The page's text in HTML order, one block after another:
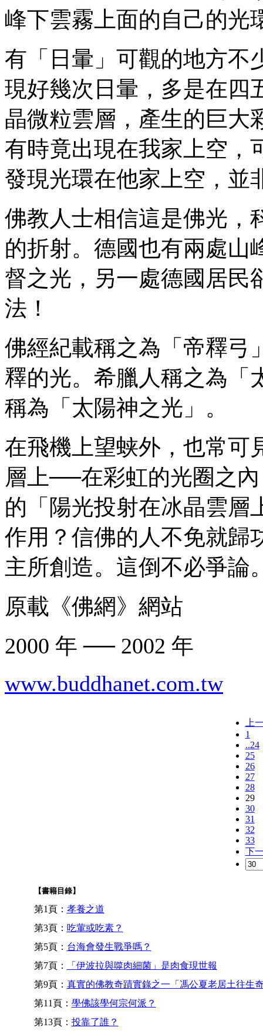
峰下雲霧上面的自己的光
有「日暈」可觀的地方不
現好幾次日暈，多是在四
晶微粒雲層，產生的巨大
有時竟出現在我家上空，
發現光環在他家上空，並
佛教人士相信這是佛光，
的折射。德國也有兩處山
督之光，另一處德國居民
法！
佛經紀載稱之為「帝釋弓
釋的光。希臘人稱之為「
稱為「太陽神之光」。
在飛機上望蛱外，也常可
層上──在彩虹的光圈之
的「陽光投射在冰晶雲層
作用？信佛的人不免就歸
主所創造。這倒不必爭論
原載《佛網》網站
2000 年 ── 2002 年
www.buddhanet.com.tw
上
1
..24
25
26
27
28
29
30
31
32
33
下
【書籍目錄】
第1頁： 孝養之道
第3頁： 吃葷或吃素？
第5頁： 台海會發生戰爭嗎？
第7頁：
「伊波拉與噬肉細菌」是肉食現世報
第9頁： 真實的佛教奇蹟實錄之一「馮公夏老居土往生
第11頁： 學佛該學何宗何派？
第13頁： 投靠了誰？